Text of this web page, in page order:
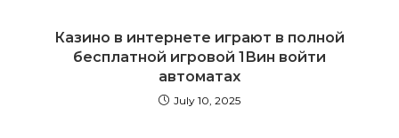
Казино в интернете играют в полной
бесплатной игровой 1Вин войти
автоматах
July 10, 2025